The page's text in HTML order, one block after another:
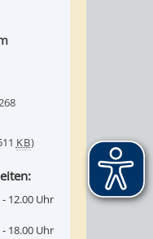
KB)
- 12.00 Uhr
- 18.00 Uhr